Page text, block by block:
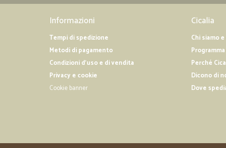
Informazioni
Tempi di spedizione
Metodi di pagamento
Condizioni d'uso e di vendita
Privacy e cookie
Cookie banner
Cicalia
Chi siamo
Perché
Dicono di
Dove